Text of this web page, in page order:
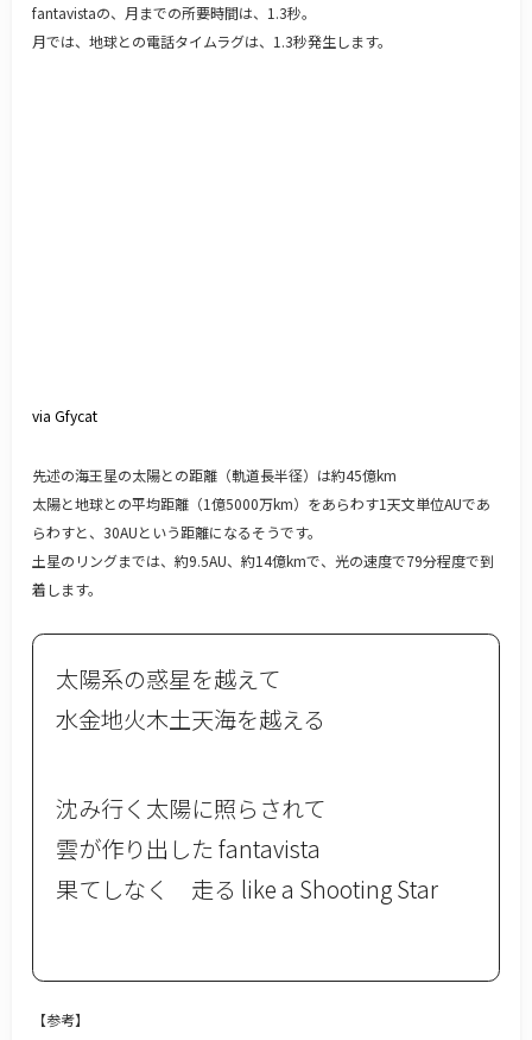
fantavistaの、月までの所要時間は、1.3秒。
月では、地球との電話タイムラグは、1.3秒発生します。
via Gfycat
先述の海王星の太陽との距離（軌道長半径）は約45億km
太陽と地球との平均距離（1億5000万km）をあらわす1天文単位AUであ
らわすと、30AUという距離になるそうです。
土星のリングまでは、約9.5AU、約14億kmで、光の速度で79分程度で到
着します。
太陽系の惑星を越えて
水金地火木土天海を越える
沈み行く太陽に照らされて
雲が作り出した fantavista
果てしなく 走る like a Shooting Star
【参考】